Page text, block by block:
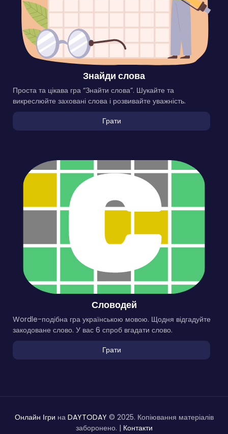
Знайди слова
Проста та цікава гра “Знайти слова”. Шукайте та
викреслюйте заховані слова і розвивайте уважність.
Грати
Словодей
Wordle-подібна гра українською мовою. Щодня відгадуйте
закодоване слово. У вас 6 спроб вгадати слово.
Грати
Онлайн Ігри на DAYTODAY © 2025. Копіювання матеріалів
заборонено. | Контакти